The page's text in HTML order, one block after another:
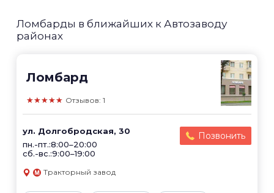
Ломбарды в ближайших к Автозаводу
районах
Ломбард
★★★★★ Отзывов: 1
ул. Долгобродская, 30
пн.-пт.:8:00–20:00
сб.-вс.:9:00–19:00
Позвонить
Тракторный завод